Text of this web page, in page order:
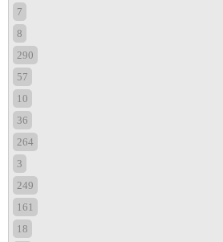
7
8
290
57
10
36
264
3
249
161
18